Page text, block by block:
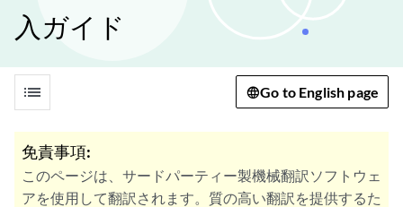
入ガイド
list Go to English page
免責事項:
このページは、サードパーティー製機械翻訳ソフトウェ
アを使用して翻訳されます。質の高い翻訳を提供するた